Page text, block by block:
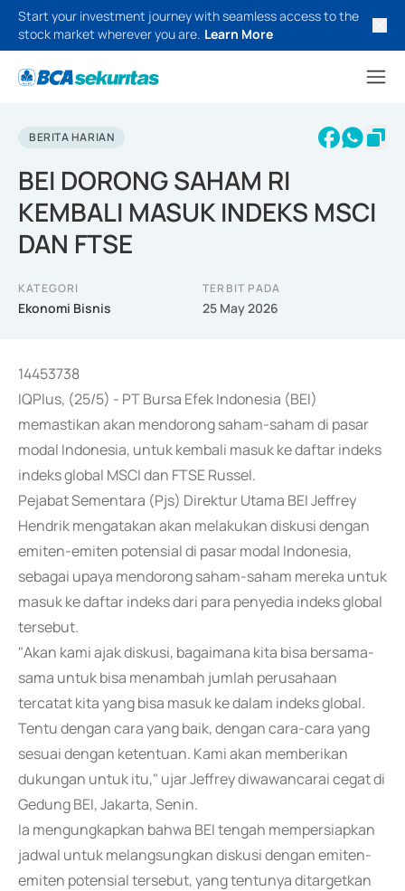
Start your investment journey with seamless access to the
stock market wherever you are. Learn More
BERITA HARIAN
BEI DORONG SAHAM RI
KEMBALI MASUK INDEKS MSCI
DAN FTSE
KATEGORI
Ekonomi Bisnis
TERBIT PADA
25 May 2026
14453738
IQPlus, (25/5) - PT Bursa Efek Indonesia (BEI)
memastikan akan mendorong saham-saham di pasar
modal Indonesia, untuk kembali masuk ke daftar indeks
indeks global MSCI dan FTSE Russel.
Pejabat Sementara (Pjs) Direktur Utama BEI Jeffrey
Hendrik mengatakan akan melakukan diskusi dengan
emiten-emiten potensial di pasar modal Indonesia,
sebagai upaya mendorong saham-saham mereka untuk
masuk ke daftar indeks dari para penyedia indeks global
tersebut.
"Akan kami ajak diskusi, bagaimana kita bisa bersama-
sama untuk bisa menambah jumlah perusahaan
tercatat kita yang bisa masuk ke dalam indeks global.
Tentu dengan cara yang baik, dengan cara-cara yang
sesuai dengan ketentuan. Kami akan memberikan
dukungan untuk itu," ujar Jeffrey diwawancarai cegat di
Gedung BEI, Jakarta, Senin.
Ia mengungkapkan bahwa BEI tengah mempersiapkan
jadwal untuk melangsungkan diskusi dengan emiten-
emiten potensial tersebut, yang tentunya ditargetkan